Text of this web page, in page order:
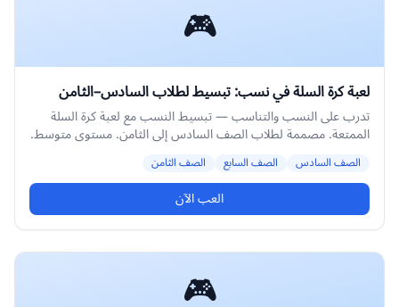
🎮
لعبة كرة السلة في نسب: تبسيط لطلاب السادس–الثامن
تدرب على النسب والتناسب — تبسيط النسب مع لعبة كرة السلة
الممتعة. مصممة لطلاب الصف السادس إلى الثامن. مستوى متوسط.
الصف السادس الصف السابع الصف الثامن
العب الآن
🎮